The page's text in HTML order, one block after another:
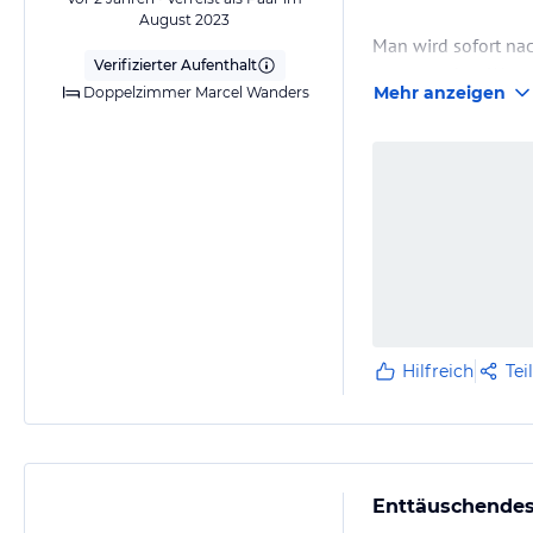
August 2023
Verifizierter Aufenthalt
Doppelzimmer Marcel Wanders
Man wird sofort
oder nur die Bucht
Mehr anzeigen
Hilfreich